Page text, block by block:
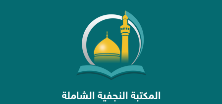
المكتبة النجفية الشاملة